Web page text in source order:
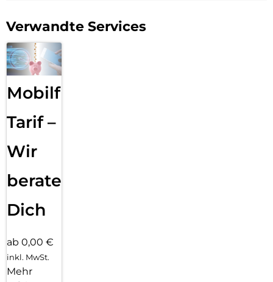
Große Energie, kleiner als ein iPhone:
Kraftvoll unterwegs und dabei handlich wie nie: Die
kompakte Powerbank passt mit ihren 10,3 × 7,1 × 2,9 cm
mühelos in jede Tasche – und ist sogar kleiner als ein iPhone.
Mit 20.000 mAh Kapazität, 45 W Ladeleistung und einem
Smartphone – bringt sie zuverlässig Energie für Tablet,
MacBook Air. Die leichte Powerbank bietet genug Kraft für
den ganzen Tag und bleibt dank weniger als 100
Ideal für Pendler, Abenteurer und alle, die im Alltag nicht auf
Verwandte Services
Mobilfunk
Tarif –
Wir
beraten
Dich
ab 0,00 €
inkl. MwSt.
Mehr